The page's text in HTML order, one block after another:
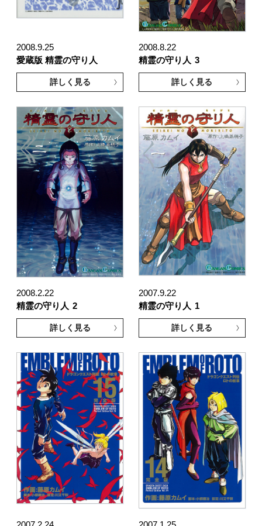
2008.9.25
愛蔵版 精霊の守り人
詳しく見る
2008.8.22
精霊の守り人 3
詳しく見る
2008.2.22
精霊の守り人 2
詳しく見る
2007.9.22
精霊の守り人 1
詳しく見る